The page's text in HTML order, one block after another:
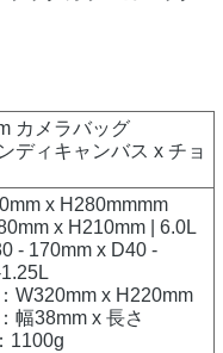
カメラバッグ
ディキャンバス x チョ
x H280mmmm
x H210mm | 6.0L
- 170mm x D40 -
W320mm x H220mm
幅38mm x 長さ
1100g